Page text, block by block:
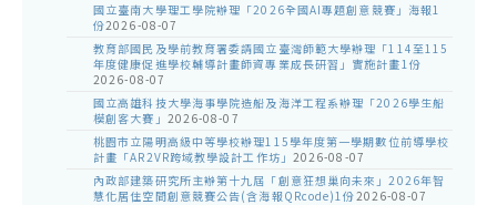
國立臺南大學理工學院辦理「2026全國AI專題創意競賽」海報1
份2026-08-07
教育部國民及學前教育署委請國立臺灣師範大學辦理「114至115
年度健康促進學校輔導計畫師資專業成長研習」實施計畫1份
2026-08-07
國立高雄科技大學海事學院造船及海洋工程系辦理「2026學生船
模創客大賽」 2026-08-07
桃園市立陽明高級中等學校辦理115學年度第一學期數位前導學校
計畫「AR2VR跨域教學設計工作坊」 2026-08-07
內政部建築研究所主辦第十九屆「創意狂想巢向未來」2026年智
慧化居住空間創意競賽公告(含海報QRcode)1份2026-08-07